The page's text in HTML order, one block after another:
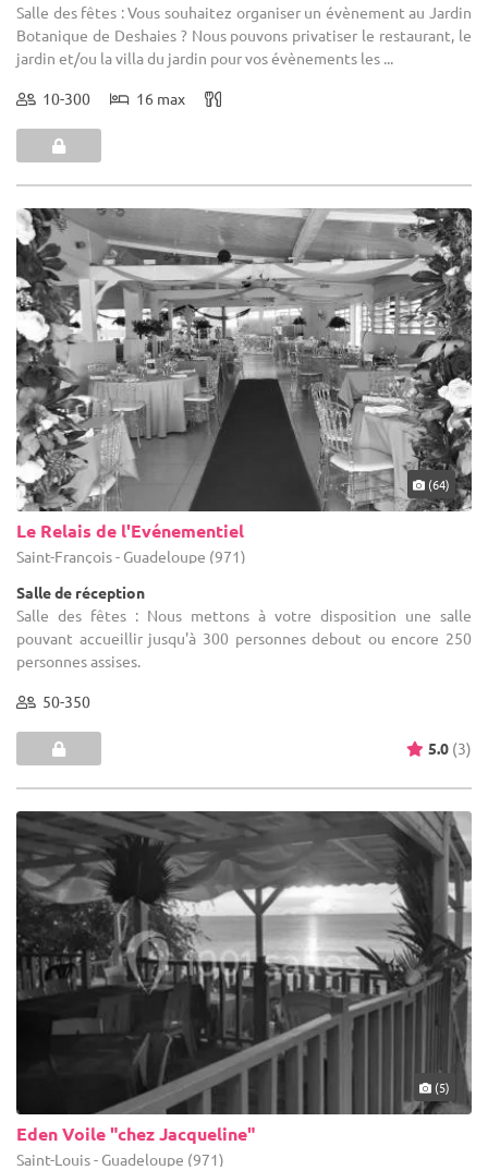
Salle des fêtes : Vous souhaitez organiser un évènement au Jardin
Botanique de Deshaies ? Nous pouvons privatiser le restaurant, le
jardin et/ou la villa du jardin pour vos évènements les ...
10-300 16 max
(64)
Le Relais de l'Evénementiel
Saint-François - Guadeloupe (971)
Salle de réception
Salle des fêtes : Nous mettons à votre disposition une salle
pouvant accueillir jusqu'à 300 personnes debout ou encore 250
personnes assises.
50-350
5.0 (3)
(5)
Eden Voile "chez Jacqueline"
Saint-Louis - Guadeloupe (971)